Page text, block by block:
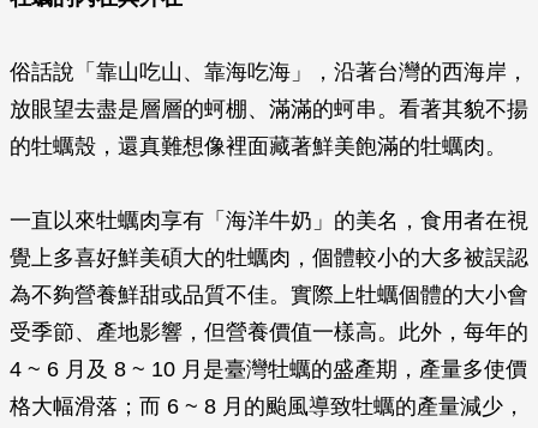
俗話說「靠山吃山、靠海吃海」，沿著台灣的西海岸，
放眼望去盡是層層的蚵棚、滿滿的蚵串。看著其貌不揚
的牡蠣殼，還真難想像裡面藏著鮮美飽滿的牡蠣肉。
一直以來牡蠣肉享有「海洋牛奶」的美名，食用者在視
覺上多喜好鮮美碩大的牡蠣肉，個體較小的大多被誤認
為不夠營養鮮甜或品質不佳。實際上牡蠣個體的大小會
受季節、產地影響，但營養價值一樣高。此外，每年的
4 ~ 6 月及 8 ~ 10 月是臺灣牡蠣的盛產期，產量多使價
格大幅滑落；而 6 ~ 8 月的颱風導致牡蠣的產量減少，